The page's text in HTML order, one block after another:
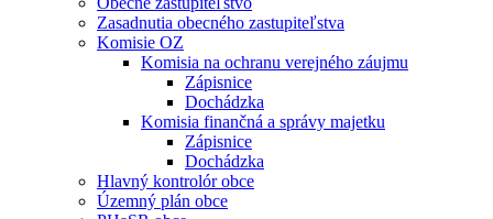
Zasadnutia obecného zastupiteľstva
Komisie OZ
Komisia na ochranu verejného záujmu
Zápisnice
Dochádzka
Komisia finančná a správy majetku
Zápisnice
Dochádzka
Hlavný kontrolór obce
Územný plán obce